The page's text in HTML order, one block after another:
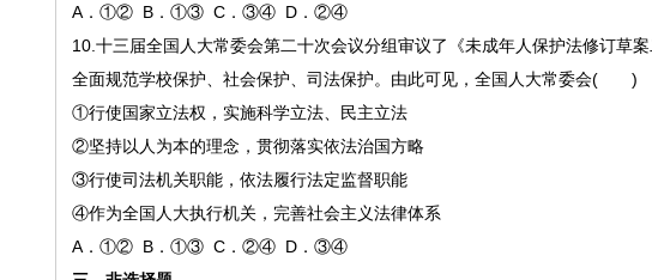
A．①② B．①③ C．③④ D．②④
10. 十三届全国人大常委会第二十次会议分组审议了《未成年人保护法修订草
全面规范学校保护、社会保护、司法保护。由此可见，全国人大常委会( )
①行使国家立法权，实施科学立法、民主立法
②坚持以人为本的理念，贯彻落实依法治国方略
③行使司法机关职能，依法履行法定监督职能
④作为全国人大执行机关，完善社会主义法律体系
A．①② B．①③ C．②④ D．③④